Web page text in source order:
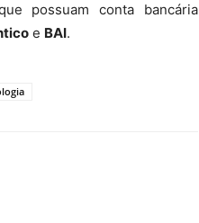
possuam conta bancária
e BAI.